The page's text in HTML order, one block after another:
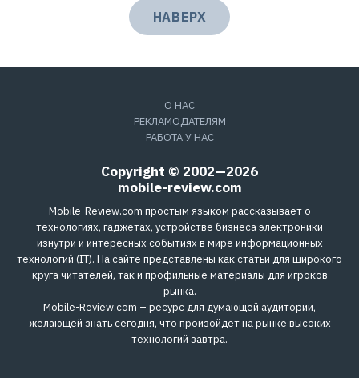
НАВЕРХ
О НАС
РЕКЛАМОДАТЕЛЯМ
РАБОТА У НАС
Copyright © 2002—2026
mobile-review.com
Mobile-Review.com простым языком рассказывает о
технологиях, гаджетах, устройстве бизнеса электроники
изнутри и интересных событиях в мире информационных
технологий (IT). На сайте представлены как статьи для широкого
круга читателей, так и профильные материалы для игроков
рынка.
Mobile-Review.com – ресурс для думающей аудитории,
желающей знать сегодня, что произойдёт на рынке высоких
технологий завтра.